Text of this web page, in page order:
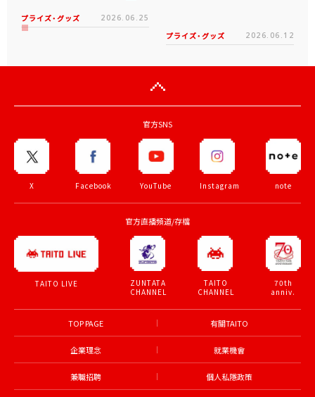
プライズ・グッズ 2026.06.25
プライズ・グッズ 2026.06.12
官方SNS
X Facebook YouTube Instagram note
官方直播頻道/存檔
TAITO LIVE
ZUNTATA
CHANNEL
TAITO
CHANNEL
70th
anniv.
TOP PAGE 有關TAITO
企業理念 就業機會
兼職招聘 個人私隱政策